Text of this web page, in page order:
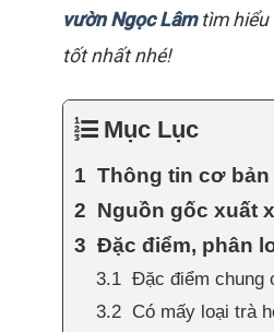
vườn Ngọc Lâmtìm hiểu
tốt nhất nhé!
Mục Lục
Thông tin cơ
Nguồn gốc xuất
Đặc điểm, phân
Đặc điểm chung
Có mấy loại trà